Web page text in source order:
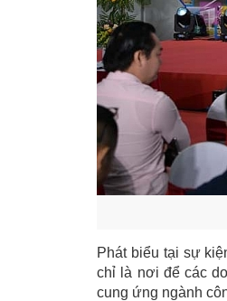
Phát biểu tại sự
chỉ là nơi để các
cung ứng ngành